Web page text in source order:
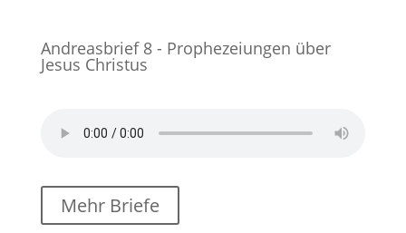
Andreasbrief 8 - Prophezeiungen über
Jesus Christus
Mehr Briefe